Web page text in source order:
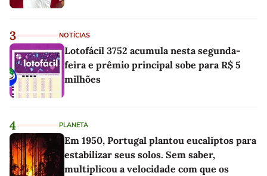
3 NOTÍCIAS
Lotofácil 3752 acumula nesta segunda-
feira e prêmio principal sobe para R$ 5
milhões
4 PLANETA
Em 1950, Portugal plantou eucaliptos para
estabilizar seus solos. Sem saber,
multiplicou a velocidade com que os